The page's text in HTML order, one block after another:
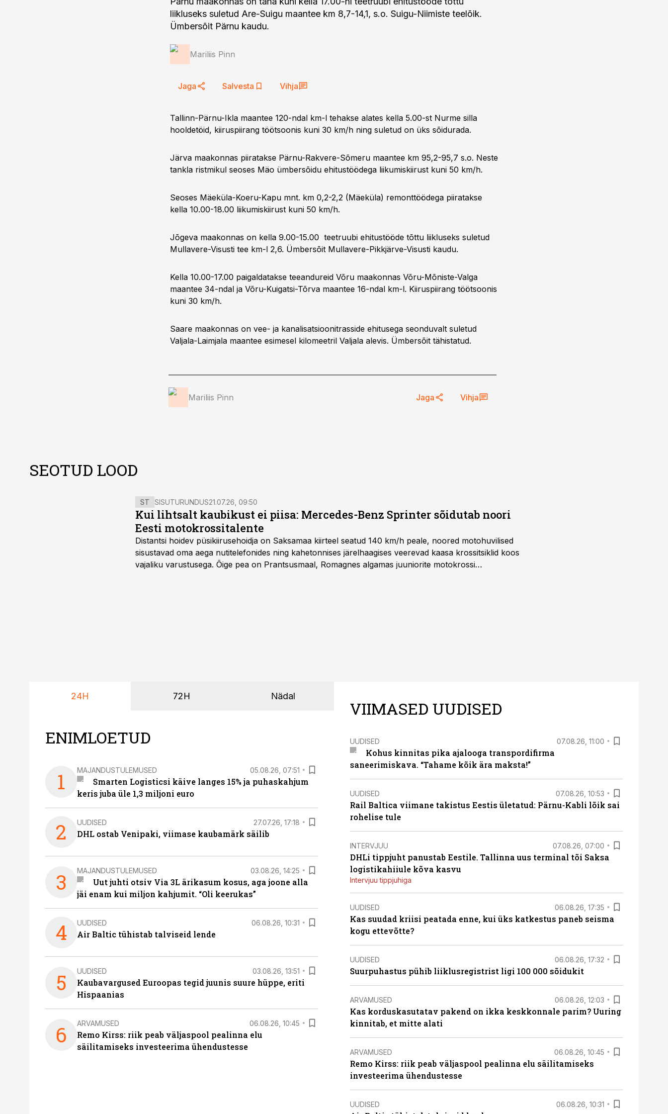
liikluseks suletud Are-Suigu maantee km 8,7-14,1, s.o. Suigu-Niimiste teelõik.
Ümbersõit Pärnu kaudu.
Mariliis Pinn
Jaga Salvesta Vihja
Tallinn-Pärnu-Ikla maantee 120-ndal km-l tehakse alates kella 5.00-st Nurme silla
hooldetöid, kiiruspiirang töötsoonis kuni 30 km/h ning suletud on üks sõidurada.
Järva maakonnas piiratakse Pärnu-Rakvere-Sõmeru maantee km 95,2-95,7 s.o. Neste
tankla ristmikul seoses Mäo ümbersõidu ehitustöödega liikumiskiirust kuni 50 km/h.
Seoses Mäeküla-Koeru-Kapu mnt. km 0,2-2,2 (Mäeküla) remonttöödega piiratakse
kella 10.00-18.00 liikumiskiirust kuni 50 km/h.
Jõgeva maakonnas on kella 9.00-15.00 teetruubi ehitustööde tõttu liikluseks suletud
Mullavere-Visusti tee km-l 2,6. Ümbersõit Mullavere-Pikkjärve-Visusti kaudu.
Kella 10.00-17.00 paigaldatakse teeandureid Võru maakonnas Võru-Mõniste-Valga
maantee 34-ndal ja Võru-Kuigatsi-Tõrva maantee 16-ndal km-l. Kiiruspiirang töötsoonis
kuni 30 km/h.
Saare maakonnas on vee- ja kanalisatsioonitrasside ehitusega seonduvalt suletud
Valjala-Laimjala maantee esimesel kilomeetril Valjala alevis. Ümbersõit tähistatud.
Mariliis Pinn Jaga Vihja
SEOTUD LOOD
ST SISUTURUNDUS21.07.26, 09:50
Kui lihtsalt kaubikust ei piisa: Mercedes-Benz Sprinter sõidutab noori
Eesti motokrossitalente
Distantsi hoidev püsikiirusehoidja on Saksamaa kiirteel seatud 140 km/h peale, noored motohuvilised
sisustavad oma aega nutitelefonides ning kahetonnises järelhaagises veerevad kaasa krossitsiklid koos
vajaliku varustusega. Õige pea on Prantsusmaal, Romagnes algamas juuniorite motokrossi
24H 72H Nädal
ENIMLOETUD
1 MAJANDUSTULEMUSED 05.08.26, 07:51
Smarten Logisticsi käive langes 15% ja puhaskahjum
keris juba üle 1,3 miljoni euro
2 UUDISED 27.07.26, 17:18
DHL ostab Venipaki, viimase kaubamärk säilib
3 MAJANDUSTULEMUSED 03.08.26, 14:25
Uut juhti otsiv Via 3L ärikasum kosus, aga joone alla
jäi enam kui miljon kahjumit. “Oli keerukas”
4 UUDISED 06.08.26, 10:31
Air Baltic tühistab talviseid lende
5 UUDISED 03.08.26, 13:51
Kaubavargused Euroopas tegid juunis suure hüppe, eriti
Hispaanias
6 ARVAMUSED 06.08.26, 10:45
Remo Kirss: riik peab väljaspool pealinna elu
säilitamiseks investeerima ühendustesse
VIIMASED UUDISED
UUDISED 07.08.26, 11:00
Kohus kinnitas pika ajalooga transpordifirma
saneerimiskava. “Tahame kõik ära maksta!”
UUDISED 07.08.26, 10:53
Rail Baltica viimane takistus Eestis ületatud: Pärnu-Kabli lõik sai
rohelise tule
INTERVJUU 07.08.26, 07:00
DHLi tippjuht panustab Eestile. Tallinna uus terminal tõi Saksa
logistikahiiule kõva kasvu
Intervjuu tippjuhiga
UUDISED 06.08.26, 17:35
Kas suudad kriisi peatada enne, kui üks katkestus paneb seisma
kogu ettevõtte?
UUDISED 06.08.26, 17:32
Suurpuhastus pühib liiklusregistrist ligi 100 000 sõidukit
ARVAMUSED 06.08.26, 12:03
Kas korduskasutatav pakend on ikka keskkonnale parim? Uuring
kinnitab, et mitte alati
ARVAMUSED 06.08.26, 10:45
Remo Kirss: riik peab väljaspool pealinna elu säilitamiseks
investeerima ühendustesse
UUDISED 06.08.26, 10:31